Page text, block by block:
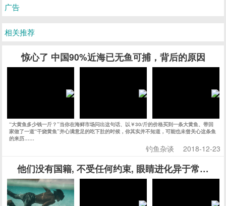
广告
相关推荐
惊心了 中国90%近海已无鱼可捕，背后的原因
“大黄鱼多少钱一斤？”当你在海鲜市场问出这句话、以￥30/斤的价格买到一条大黄鱼、带回
家做了一道“干烧黄鱼”并心满意足的吃下肚的时候，你其实并不知道，可能也未曾关心这条鱼
的来历……
钓鱼杂谈 2018-12-23
他们没有国籍, 不受任何约束, 眼睛进化异于常人,